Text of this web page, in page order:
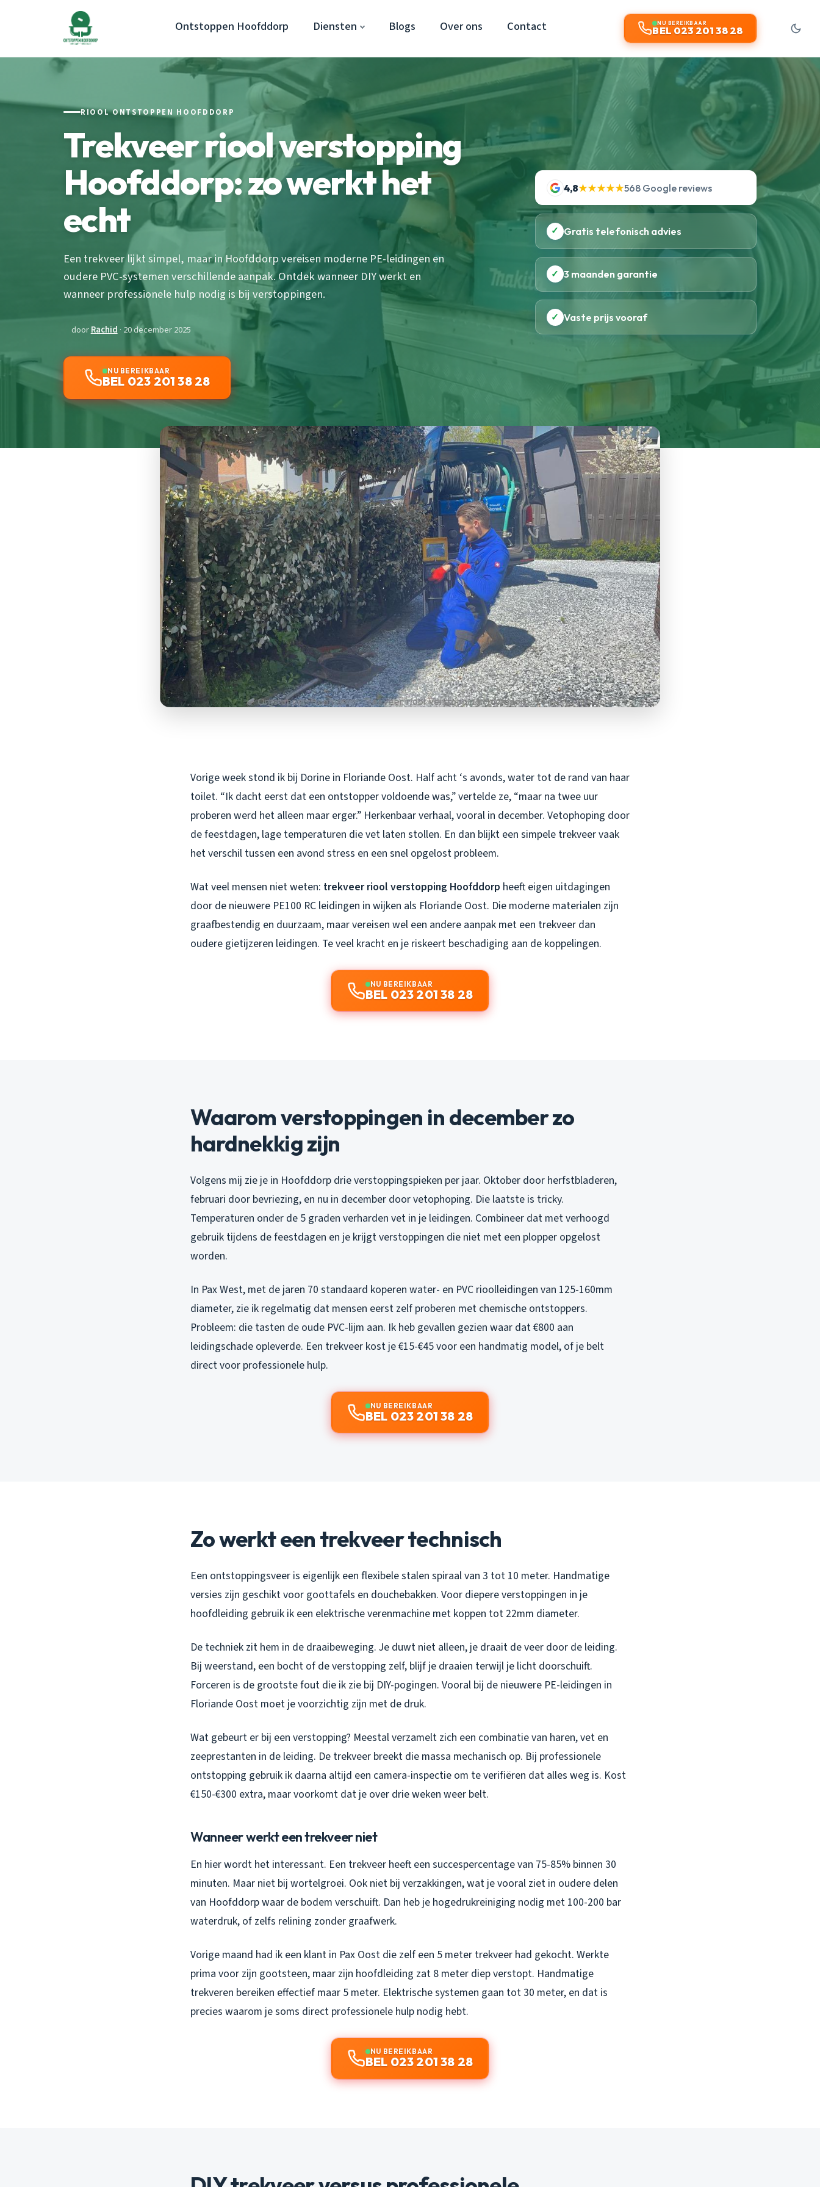
Ontstoppen Hoofddorp Diensten Blogs Over ons Contact NU BEREIKBAAR
BEL 023 201 38 28
RIOOL ONTSTOPPEN HOOFDDORP
Trekveer riool verstopping
Hoofddorp: zo werkt het
echt
Een trekveer lijkt simpel, maar in Hoofddorp vereisen moderne PE-leidingen en
oudere PVC-systemen verschillende aanpak. Ontdek wanneer DIY werkt en
wanneer professionele hulp nodig is bij verstoppingen.
doorRachid · 20 december 2025
NU BEREIKBAAR
BEL 023 201 38 28
4,8★★★★★568 Google reviews
✓ Gratis telefonisch advies
✓ 3 maanden garantie
✓ Vaste prijs vooraf
Vorige week stond ik bij Dorine in Floriande Oost. Half acht ‘s avonds, water tot de rand van haar
toilet. “Ik dacht eerst dat een ontstopper voldoende was,” vertelde ze, “maar na twee uur
proberen werd het alleen maar erger.” Herkenbaar verhaal, vooral in december. Vetophoping door
de feestdagen, lage temperaturen die vet laten stollen. En dan blijkt een simpele trekveer vaak
het verschil tussen een avond stress en een snel opgelost probleem.
Wat veel mensen niet weten: trekveer riool verstopping Hoofddorp heeft eigen uitdagingen
door de nieuwere PE100 RC leidingen in wijken als Floriande Oost. Die moderne materialen zijn
graafbestendig en duurzaam, maar vereisen wel een andere aanpak met een trekveer dan
oudere gietijzeren leidingen. Te veel kracht en je riskeert beschadiging aan de koppelingen.
NU BEREIKBAAR
BEL 023 201 38 28
Waarom verstoppingen in december zo
hardnekkig zijn
Volgens mij zie je in Hoofddorp drie verstoppingspieken per jaar. Oktober door herfstbladeren,
februari door bevriezing, en nu in december door vetophoping. Die laatste is tricky.
Temperaturen onder de 5 graden verharden vet in je leidingen. Combineer dat met verhoogd
gebruik tijdens de feestdagen en je krijgt verstoppingen die niet met een plopper opgelost
worden.
In Pax West, met de jaren 70 standaard koperen water- en PVC rioolleidingen van 125-160mm
diameter, zie ik regelmatig dat mensen eerst zelf proberen met chemische ontstoppers.
Probleem: die tasten de oude PVC-lijm aan. Ik heb gevallen gezien waar dat €800 aan
leidingschade opleverde. Een trekveer kost je €15-€45 voor een handmatig model, of je belt
direct voor professionele hulp.
NU BEREIKBAAR
BEL 023 201 38 28
Zo werkt een trekveer technisch
Een ontstoppingsveer is eigenlijk een flexibele stalen spiraal van 3 tot 10 meter. Handmatige
versies zijn geschikt voor goottafels en douchebakken. Voor diepere verstoppingen in je
hoofdleiding gebruik ik een elektrische verenmachine met koppen tot 22mm diameter.
De techniek zit hem in de draaibeweging. Je duwt niet alleen, je draait de veer door de leiding.
Bij weerstand, een bocht of de verstopping zelf, blijf je draaien terwijl je licht doorschuift.
Forceren is de grootste fout die ik zie bij DIY-pogingen. Vooral bij de nieuwere PE-leidingen in
Floriande Oost moet je voorzichtig zijn met de druk.
Wat gebeurt er bij een verstopping? Meestal verzamelt zich een combinatie van haren, vet en
zeeprestanten in de leiding. De trekveer breekt die massa mechanisch op. Bij professionele
ontstopping gebruik ik daarna altijd een camera-inspectie om te verifiëren dat alles weg is. Kost
€150-€300 extra, maar voorkomt dat je over drie weken weer belt.
Wanneer werkt een trekveer niet
En hier wordt het interessant. Een trekveer heeft een succespercentage van 75-85% binnen 30
minuten. Maar niet bij wortelgroei. Ook niet bij verzakkingen, wat je vooral ziet in oudere delen
van Hoofddorp waar de bodem verschuift. Dan heb je hogedrukreiniging nodig met 100-200 bar
waterdruk, of zelfs relining zonder graafwerk.
Vorige maand had ik een klant in Pax Oost die zelf een 5 meter trekveer had gekocht. Werkte
prima voor zijn gootsteen, maar zijn hoofdleiding zat 8 meter diep verstopt. Handmatige
trekveren bereiken effectief maar 5 meter. Elektrische systemen gaan tot 30 meter, en dat is
precies waarom je soms direct professionele hulp nodig hebt.
NU BEREIKBAAR
BEL 023 201 38 28